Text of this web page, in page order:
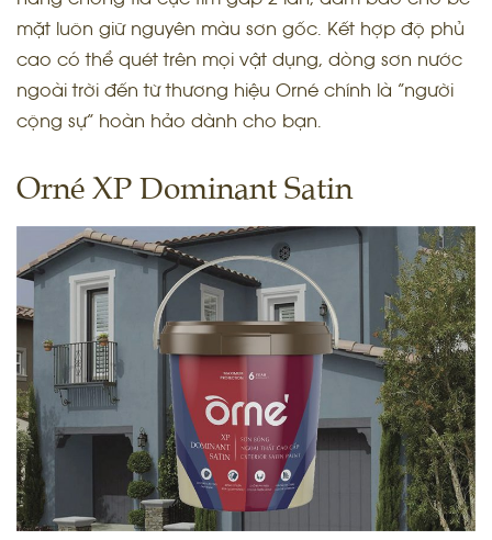
mặt luôn giữ nguyên màu sơn gốc. Kết hợp độ phủ
cao có thể quét trên mọi vật dụng, dòng sơn nước
ngoài trời đến từ thương hiệu Orné chính là “người
cộng sự” hoàn hảo dành cho bạn.
Orné XP Dominant Satin